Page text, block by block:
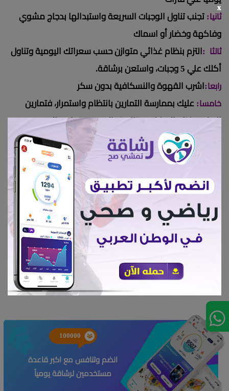
ثانيا : تجنب تناول الوجبات السريعة واستبدالها بدجاج مشوي
وفاكهة وخضار أو اسماك
ثالثا : التزم بنظام غذائي متوازن حسب سعراتك اليومية وتناول
أكلك علي 5 وجبات، واستعن برشاقة.
رابعا : اشرب القهوة والنسكافية بدون سكر
خامسا : عليك بممارسة التمارين بانتظام واستمرار، فتمارين
البطن مفتاح العضلات وتناسق الجسم، وتمارين الحديد مع
رفع الأوزان تعمل علي زيادة وزن الكتلة العضلية وتقوية
الأربطة والعظم والمفاصل وتحرق كميات كبيرة من السعرات
تمارين الجري تقوي جميع العضلات وتنشط الدورة الدموية
وتمنع الترهلات واستعن فيها برشاقة
إعجابات 539
100000
انضم وتنافس مع اكبر قاعدة
مستخدمين لرشاقة يومياً
x